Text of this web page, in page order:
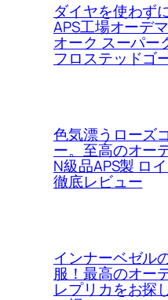
ダイヤを使わず
APS工場オーデ
オーク スーパー
フロステッドゴ
色気漂うローズ
ー。至高のオー
N級品APS製 ロ
徹底レビュー
インナーベゼル
服！最高のオー
レプリカをお探